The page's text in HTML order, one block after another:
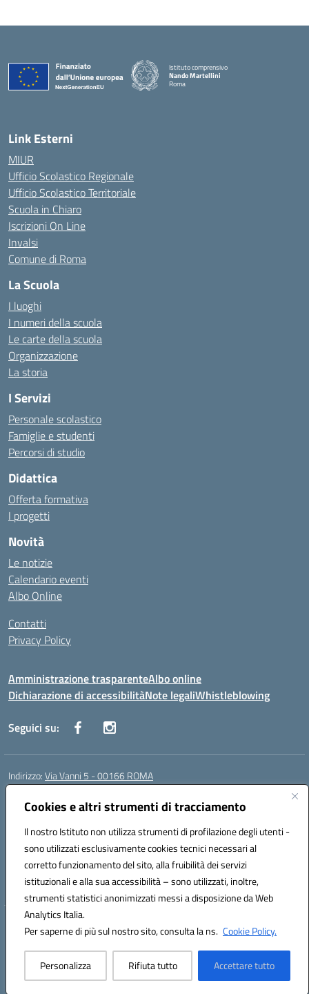
Cookies e altri strumenti di tracciamento
Il nostro Istituto non utilizza strumenti di profilazione degli utenti -
sono utilizzati esclusivamente cookies tecnici necessari al
corretto funzionamento del sito, alla fruibilità dei servizi
istituzionali e alla sua accessibilità – sono utilizzati, inoltre,
strumenti statistici anonimizzati messi a disposizione da Web
Analytics Italia.
Per saperne di più sul nostro sito, consulta la ns. Cookie Policy.
Personalizza Rifiuta tutto Accettare tutto
Istituto comprensivo
Nando Martellini
Roma
Link Esterni
MIUR
Ufficio Scolastico Regionale
Ufficio Scolastico Territoriale
Scuola in Chiaro
Iscrizioni On Line
Invalsi
Comune di Roma
La Scuola
I luoghi
I numeri della scuola
Le carte della scuola
Organizzazione
La storia
I Servizi
Personale scolastico
Famiglie e studenti
Percorsi di studio
Didattica
Offerta formativa
I progetti
Novità
Le notizie
Calendario eventi
Albo Online
Contatti
Privacy Policy
Amministrazione trasparenteAlbo online
Dichiarazione di accessibilitàNote legaliWhistleblowing
Seguici su:
Indirizzo:Via Vanni 5 - 00166 ROMA
Centralino:
Posta elettronica certificata (PEC):RMIC86500P@pec.istruzione.it
Codice fiscale: 97197050582
Codice meccanografico:RMIC86500P
Codice Indice delle Pubbliche Amministrazioni (IPA): istsc_RMIC86500P
Codice unico di fatturazione (CUF): UFSRRZ
Hosting & Powered by 3D Solution S.r.l.
Concept & Design by Designers Italia